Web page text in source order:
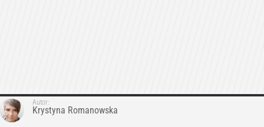
Autor:
Krystyna Romanowska